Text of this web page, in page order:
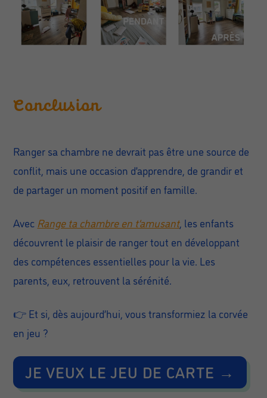
Conclusion
Ranger sa chambre ne devrait pas être une source de
conflit, mais une occasion d’apprendre, de grandir et
de partager un moment positif en famille.
Avec Range ta chambre en t’amusant, les enfants
découvrent le plaisir de ranger tout en développant
des compétences essentielles pour la vie. Les
parents, eux, retrouvent la sérénité.
👉 Et si, dès aujourd’hui, vous transformiez la corvée
en jeu ?
JE VEUX LE JEU DE CARTE →